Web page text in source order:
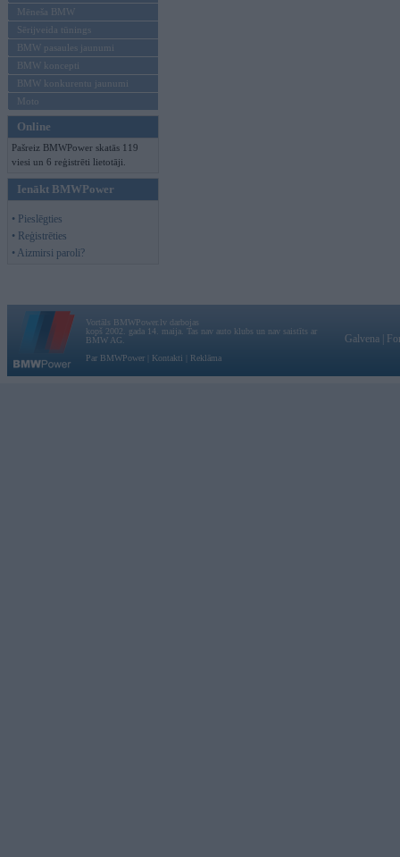
Mēneša BMW
Sērijveida tūnings
BMW pasaules jaunumi
BMW koncepti
BMW konkurentu jaunumi
Moto
Online
Pašreiz BMWPower skatās 119
viesi un 6 reģistrēti lietotāji.
Ienākt BMWPower
• Pieslēgties
• Reģistrēties
• Aizmirsi paroli?
Vortāls BMWPower.lv darbojas
kopš 2002. gada 14. maija. Tas nav auto klubs un nav saistīts ar
BMW AG.
Par BMWPower
Kontakti Reklāma
Galvena